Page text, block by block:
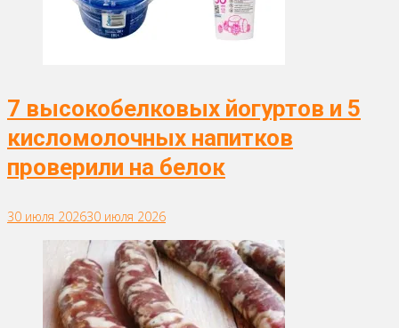
7 высокобелковых йогуртов и 5
кисломолочных напитков
проверили на белок
30 июля 202630 июля 2026